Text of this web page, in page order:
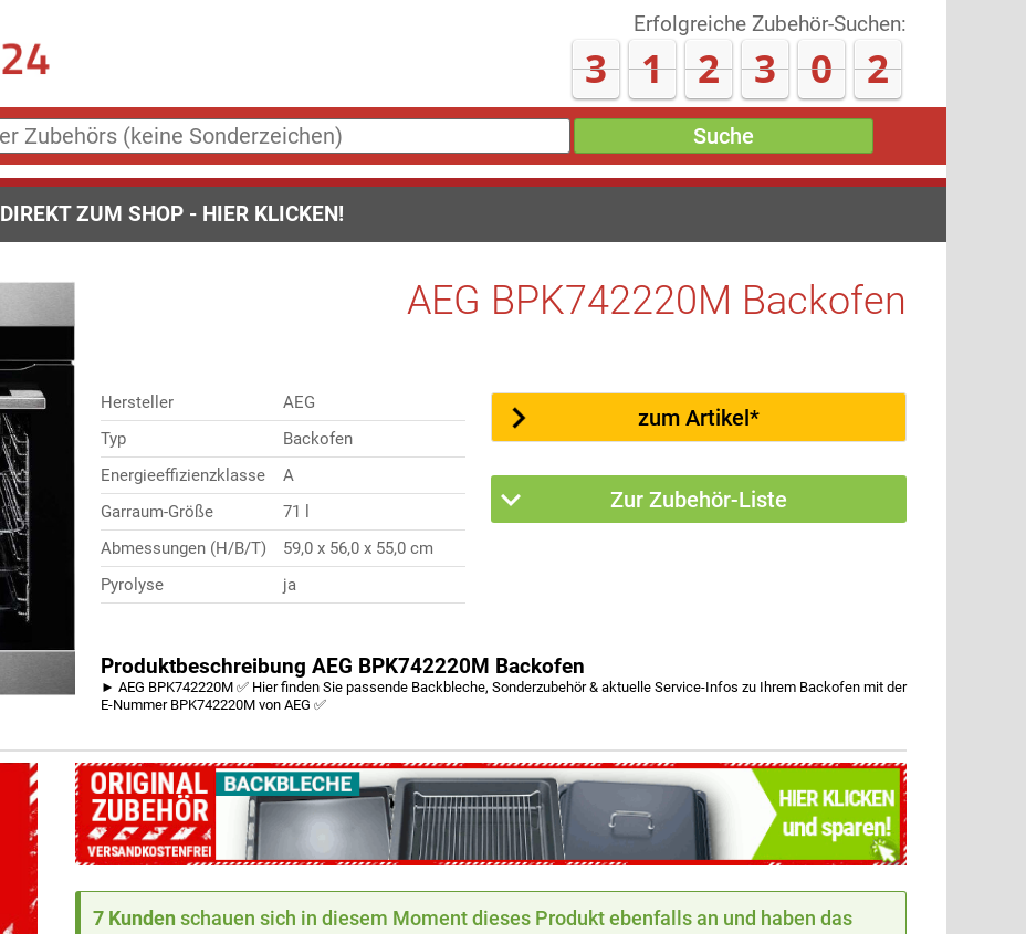
Erfolgreiche Zubehör-Suchen:
3 1 2 3 0 9
Suche
DIREKT ZUM SHOP - HIER KLICKEN!
AEG BPK742220M Backofen
Hersteller
AEG
Typ
Backofen
Energieeffizienzklasse
A
Garraum-Größe
71 l
Abmessungen (H/B/T)
59,0 x 56,0 x 55,0 cm
Pyrolyse
ja
zum Artikel*
Zur Zubehör-Liste
Produktbeschreibung AEG BPK742220M Backofen
► AEG BPK742220M ✅ Hier finden Sie passende Backbleche, Sonderzubehör & aktuelle Service-Infos zu Ihrem Backofen mit der
E-Nummer BPK742220M von AEG ✅
7 Kunden schauen sich in diesem Moment dieses Produkt ebenfalls an und haben das